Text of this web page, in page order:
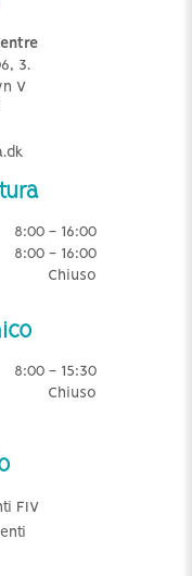
3.
V
8:00 - 16:00
8:00 - 16:00
Chiuso
8:00 - 15:30
Chiuso
FIV